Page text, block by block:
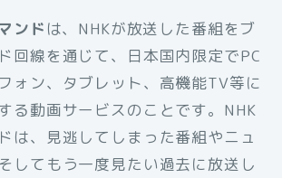
ンド は、NHKが放送した番組をブ
回線を通じて、日本国内限定でPC
ォン、タブレット、高機能TV等に
る動画サービスのことです。NHK
は、見逃してしまった番組やニュ
してもう一度見たい過去に放送し